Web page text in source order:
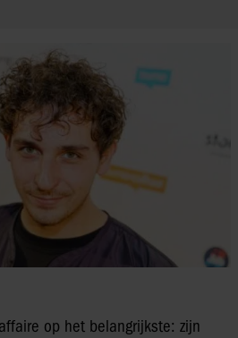
op het belangrijkste: zijn